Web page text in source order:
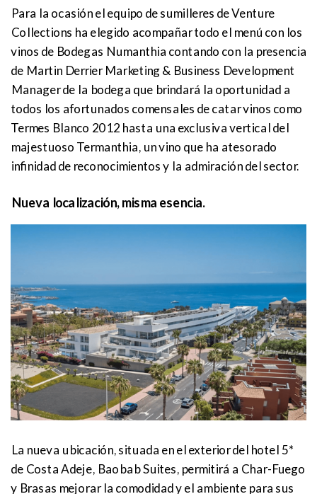
Para la ocasión el equipo de sumilleres de Venture
Collections ha elegido acompañar todo el menú con los
vinos de Bodegas Numanthia contando con la presencia
de Martin Derrier Marketing & Business Development
Manager de la bodega que brindará la oportunidad a
todos los afortunados comensales de catar vinos como
Termes Blanco 2012 hasta una exclusiva vertical del
majestuoso Termanthia, un vino que ha atesorado
infinidad de reconocimientos y la admiración del sector.
Nueva localización, misma esencia.
La nueva ubicación, situada en el exterior del hotel 5*
de Costa Adeje, Baobab Suites, permitirá a Char-Fuego
y Brasas mejorar la comodidad y el ambiente para sus